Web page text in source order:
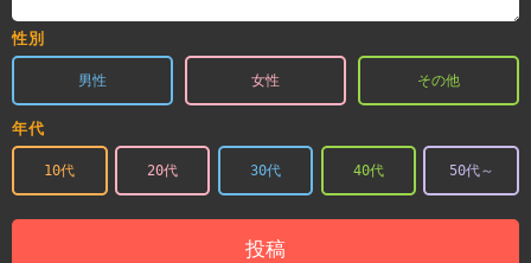
性別
男性 女性 その他
年代
10代 20代 30代 40代 50代～
投稿